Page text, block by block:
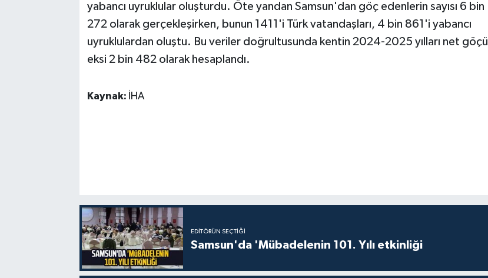
yabancı uyruklular oluşturdu. Öte yandan Samsun'dan göç edenlerin sayısı 6 bin
272 olarak gerçekleşirken, bunun 1411'i Türk vatandaşları, 4 bin 861'i yabancı
uyruklulardan oluştu. Bu veriler doğrultusunda kentin 2024-2025 yılları net göçü
eksi 2 bin 482 olarak hesaplandı.
Kaynak: İHA
EDITÖRÜN SEÇTIĞI
Samsun'da 'Mübadelenin 101. Yılı etkinliği